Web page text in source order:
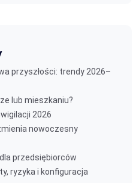
przyszłości: trendy 2026–
lub mieszkaniu?
2026
nowoczesny
przedsiębiorców
ryzyka i konfiguracja